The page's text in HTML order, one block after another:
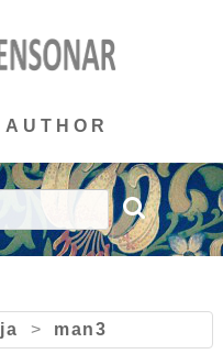
AUTHOR
ja > man3